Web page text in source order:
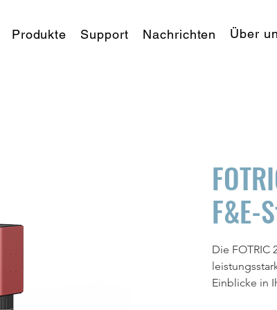
Produkte Support Nachrichten Über
F&E-
Die FOTRIC
Einblicke in